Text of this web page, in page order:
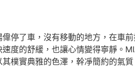
停了車，沒有移動的地方，在車
度的舒緩，也讓心情變得寧靜。
樸實典雅的色澤，幹凈簡約的氣